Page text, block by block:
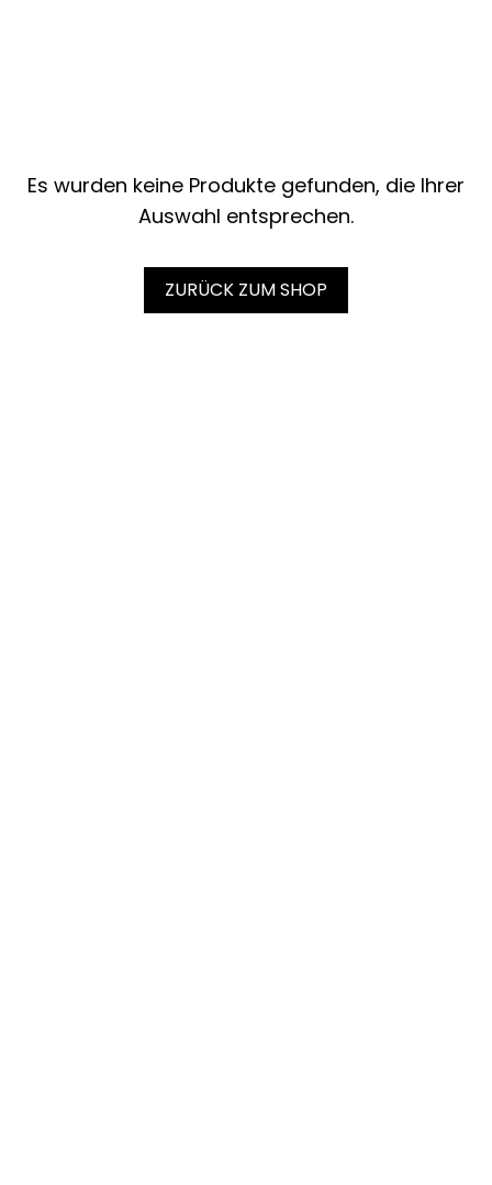
Es wurden keine Produkte gefunden, die Ihrer
Auswahl entsprechen.
ZURÜCK ZUM SHOP